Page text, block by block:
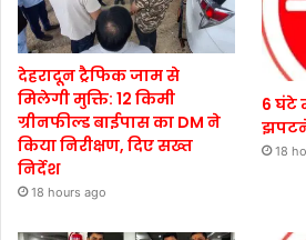
देहरादून ट्रैफिक जाम से
मिलेगी मुक्ति: 12 किमी
ग्रीनफील्ड बाईपास का DM ने
किया निरीक्षण, दिए सख्त
निर्देश
18 hours ago
6 घंटे
18